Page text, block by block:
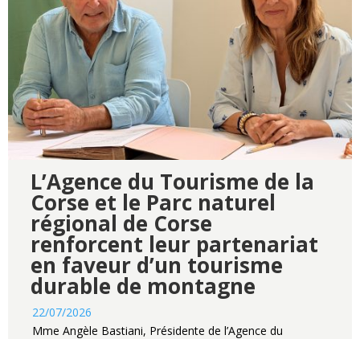
L’Agence du Tourisme de la
Corse et le Parc naturel
régional de Corse
renforcent leur partenariat
en faveur d’un tourisme
durable de montagne
22/07/2026
Mme Angèle Bastiani, Présidente de l’Agence du